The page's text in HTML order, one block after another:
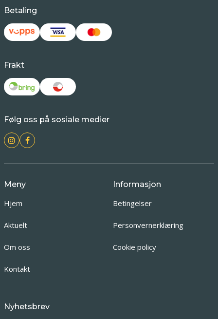
Betaling
Frakt
Følg oss på sosiale medier
Meny
Hjem
Aktuelt
Om oss
Kontakt
Informasjon
Betingelser
Personvernerklæring
Cookie policy
Nyhetsbrev